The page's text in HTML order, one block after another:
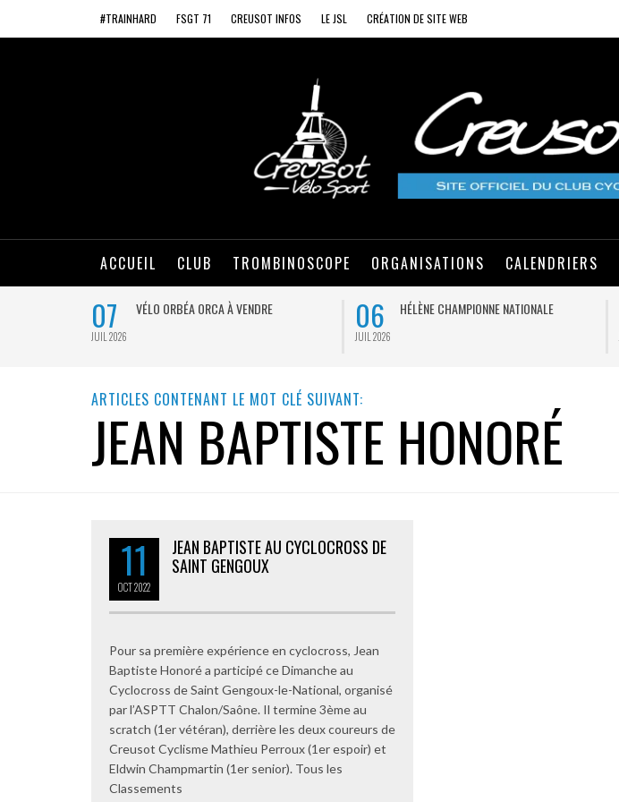
#TRAINHARD FSGT 71 CREUSOT INFOS LE JSL CRÉATION DE SITE WEB
ACCUEIL CLUB TROMBINOSCOPE ORGANISATIONS CALENDRIERS
07
JUIL 2026
VÉLO ORBÉA ORCA À VENDRE 06
JUIL 2026
HÉLÈNE CHAMPIONNE NATIONALE
ARTICLES CONTENANT LE MOT CLÉ SUIVANT:
JEAN BAPTISTE HONORÉ
11
OCT2022
JEAN BAPTISTE AU CYCLOCROSS DE
SAINT GENGOUX
Pour sa première expérience en cyclocross, Jean
Baptiste Honoré a participé ce Dimanche au
Cyclocross de Saint Gengoux-le-National, organisé
par l’ASPTT Chalon/Saône. Il termine 3ème au
scratch (1er vétéran), derrière les deux coureurs de
Creusot Cyclisme Mathieu Perroux (1er espoir) et
Eldwin Champmartin (1er senior). Tous les
Classements